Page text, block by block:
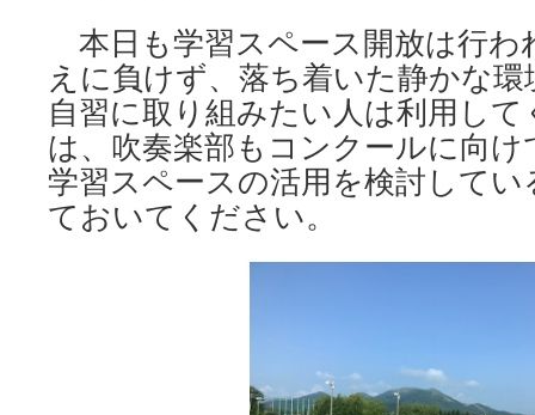
本日も学習スペース開放は行わ
えに負けず、落ち着いた静かな
自習に取り組みたい人は利用し
は、吹奏楽部もコンクールに向
学習スペースの活用を検討して
ておいてください。